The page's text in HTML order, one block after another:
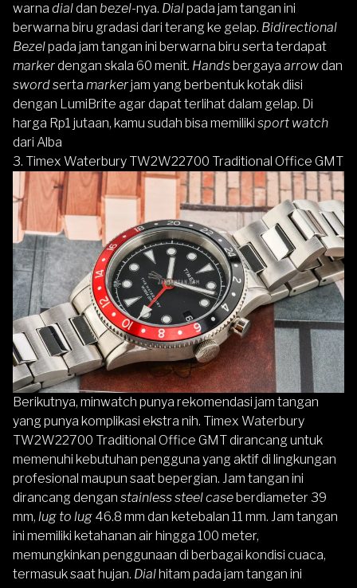
warna dialdan bezel-nya. Dialpada jam tangan ini
berwarna biru gradasi dari terang ke gelap. Bidirectional
Bezelpada jam tangan ini berwarna biru serta terdapat
markerdengan skala 60 menit. Handsbergaya arrowdan
swordserta markerjam yang berbentuk kotak diisi
dengan LumiBrite agar dapat terlihat dalam gelap. Di
harga Rp1 jutaan, kamu sudah bisa memiliki sport watch
dari Alba
3. Timex Waterbury TW2W22700 Traditional Office GMT
Berikutnya, minwatch punya rekomendasi jam tangan
yang punya komplikasi ekstra nih. Timex Waterbury
TW2W22700 Traditional Office GMTdirancang untuk
memenuhi kebutuhan pengguna yang aktif di lingkungan
profesional maupun saat bepergian. Jam tangan ini
dirancang dengan stainless steel caseberdiameter 39
mm, lug to lug 46.8 mm dan ketebalan 11 mm. Jam tangan
ini memiliki ketahanan air hingga 100 meter,
memungkinkan penggunaan di berbagai kondisi cuaca,
termasuk saat hujan. Dialhitam pada jam tangan ini